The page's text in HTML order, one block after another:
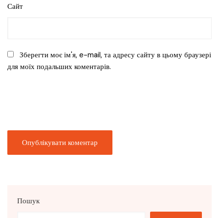
Сайт
Зберегти моє ім'я, e-mail, та адресу сайту в цьому браузері
для моїх подальших коментарів.
Пошук